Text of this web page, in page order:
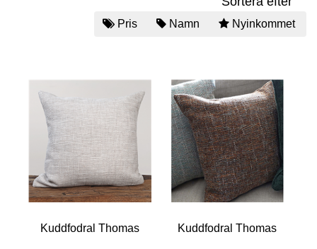
Pris Namn Nyinkommet
Kuddfodral Thomas Kuddfodral Thomas